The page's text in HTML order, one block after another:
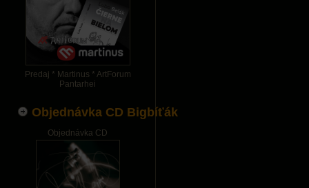
Predaj * Martinus * ArtForum
Pantarhei
Objednávka CD Bigbíťák
Objednávka CD